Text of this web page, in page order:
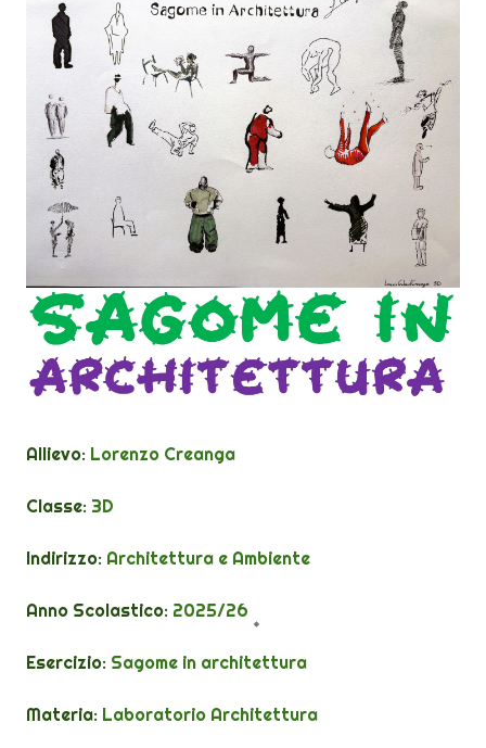
Allievo: Lorenzo Creanga
Classe: 3D
Indirizzo: Architettura e Ambiente
Anno Scolastico: 2025/26
Esercizio: Sagome in architettura
Materia: Laboratorio Architettura